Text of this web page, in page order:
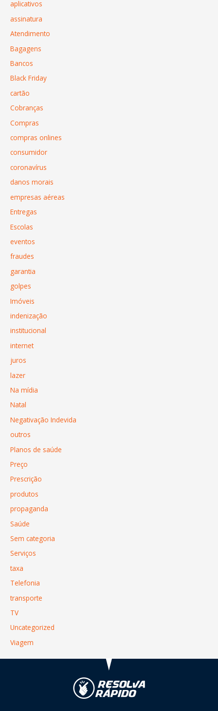
aplicativos
assinatura
Atendimento
Bagagens
Bancos
Black Friday
cartão
Cobranças
Compras
compras onlines
consumidor
coronavírus
danos morais
empresas aéreas
Entregas
Escolas
eventos
fraudes
garantia
golpes
Imóveis
indenização
institucional
internet
juros
lazer
Na mídia
Natal
Negativação Indevida
outros
Planos de saúde
Preço
Prescrição
produtos
propaganda
Saúde
Sem categoria
Serviços
taxa
Telefonia
transporte
TV
Uncategorized
Viagem